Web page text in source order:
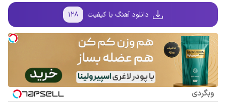
دانلود آهنگ با کیفیت ۱۲۸
وبگردی